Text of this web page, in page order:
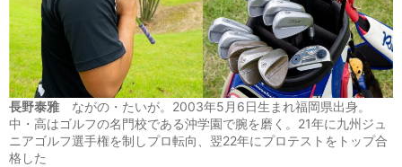
長野泰雅 ながの・たいが。2003年5月6日生まれ福岡県出身。
中・高はゴルフの名門校である沖学園で腕を磨く。21年に九州ジュ
ニアゴルフ選手権を制しプロ転向、翌22年にプロテストをトップ合
格した